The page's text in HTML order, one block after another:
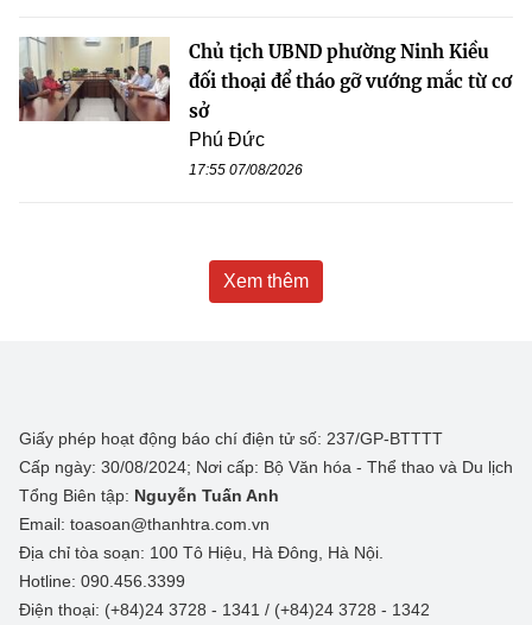
Chủ tịch UBND phường Ninh Kiều
đối thoại để tháo gỡ vướng mắc từ cơ
sở
Phú Đức
17:55 07/08/2026
Xem thêm
Giấy phép hoạt động báo chí điện tử số: 237/GP-BTTTT
Cấp ngày: 30/08/2024; Nơi cấp: Bộ Văn hóa - Thể thao và Du lịch
Tổng Biên tập: Nguyễn Tuấn Anh
Email: toasoan@thanhtra.com.vn
Địa chỉ tòa soạn: 100 Tô Hiệu, Hà Đông, Hà Nội.
Hotline: 090.456.3399
Điện thoại: (+84)24 3728 - 1341 / (+84)24 3728 - 1342